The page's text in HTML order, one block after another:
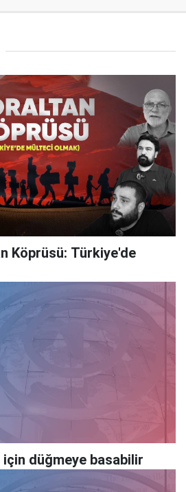
Köprüsü: Türkiye'de
düğmeye basabilir